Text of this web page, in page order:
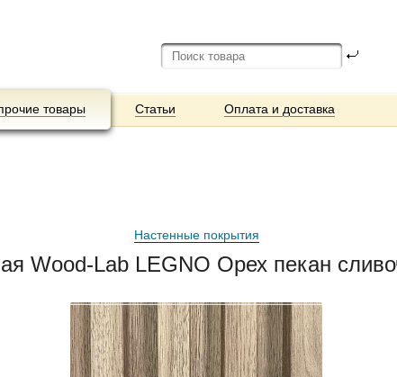
товары Статьи Оплата и доставка
Настенные покрытия
Wood-Lab LEGNO Орех пекан